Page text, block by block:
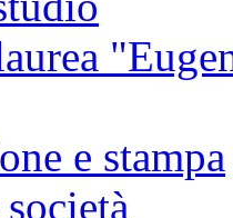
e stampa